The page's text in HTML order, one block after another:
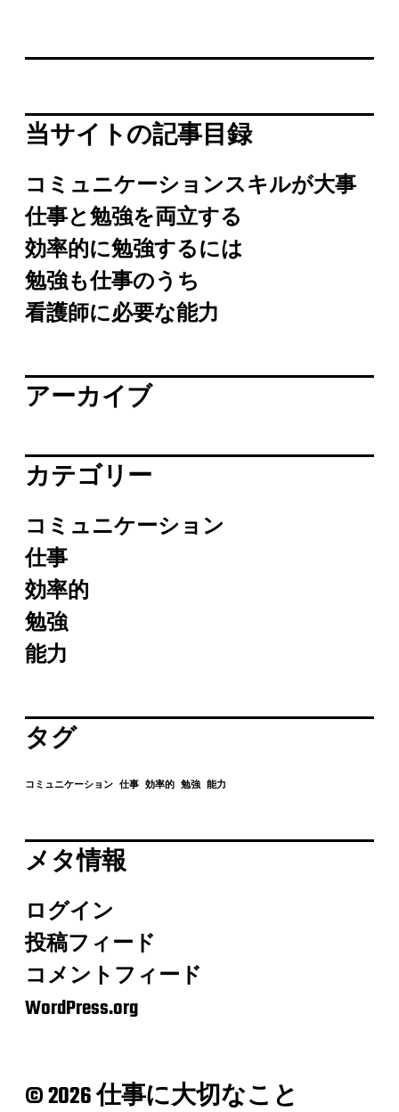
当サイトの記事目録
コミュニケーションスキルが大事
仕事と勉強を両立する
効率的に勉強するには
勉強も仕事のうち
看護師に必要な能力
アーカイブ
カテゴリー
コミュニケーション
仕事
効率的
勉強
能力
タグ
コミュニケーション 仕事 効率的 勉強 能力
メタ情報
ログイン
投稿フィード
コメントフィード
WordPress.org
© 2026 仕事に大切なこと